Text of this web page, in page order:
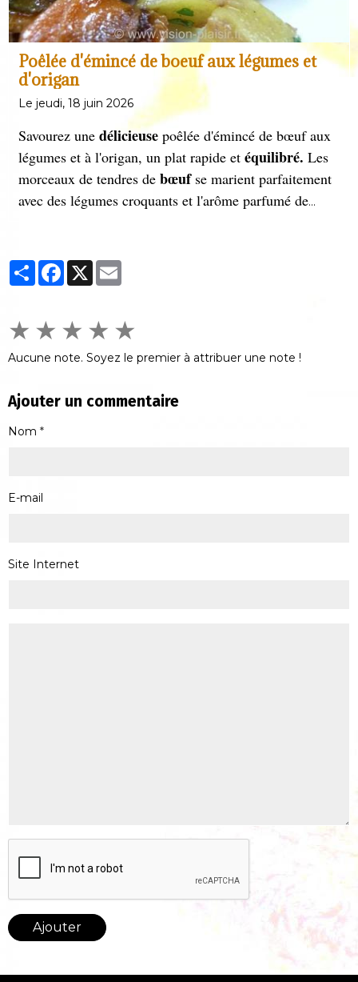
Poêlée d'émincé de boeuf aux légumes et
d'origan
Le jeudi, 18 juin 2026
Savourez une délicieuse poêlée d'émincé de bœuf aux
légumes et à l'origan, un plat rapide et équilibré. Les
morceaux de tendres de bœufse marient parfaitement
avec des légumes croquants et l'arôme parfumé de
PartagerFacebook
X
★ ★ ★ ★ ★
Aucune note. Soyez le premier à attribuer une note !
Ajouter un commentaire
Nom
E-mail
Site Internet
Ajouter